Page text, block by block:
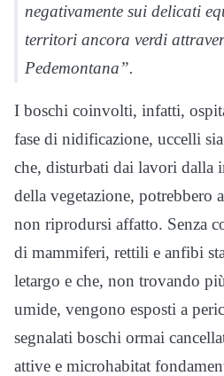
negativamente sui delicati
territori ancora verdi
Pedemontana”.
I boschi coinvolti, infatti,
fase di nidificazione, uccelli
che, disturbati dai lavori dalla
della vegetazione, potrebbero
non riprodursi affatto. Senza
di mammiferi, rettili e anfibi
letargo e che, non trovando
umide, vengono esposti a
segnalati boschi ormai
attive e microhabitat